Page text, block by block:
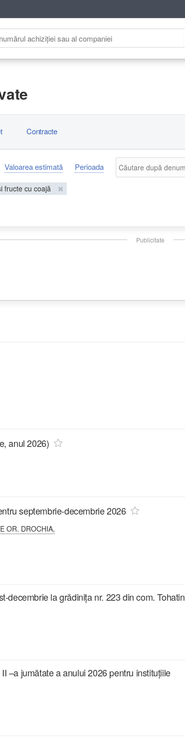
Contracte
Valoarea estimată Perioada
fructe cu coajă
Publicitate
anul 2026)
septembrie-decembrie 2026
OR. DROCHIA,
decembrie la grădinița nr. 223 din com. Tohatin
–a jumătate a anului 2026 pentru instituțiile